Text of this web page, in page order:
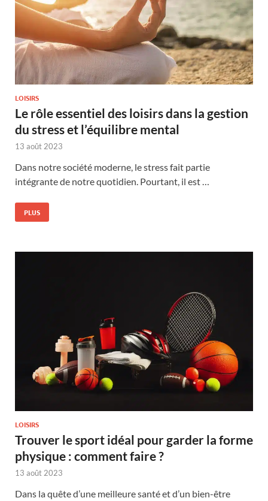
LOISIRS
Le rôle essentiel des loisirs dans la gestion
du stress et l’équilibre mental
13 août 2023
Dans notre société moderne, le stress fait partie
intégrante de notre quotidien. Pourtant, il est …
PLUS
LOISIRS
Trouver le sport idéal pour garder la forme
physique : comment faire ?
13 août 2023
Dans la quête d’une meilleure santé et d’un bien-être